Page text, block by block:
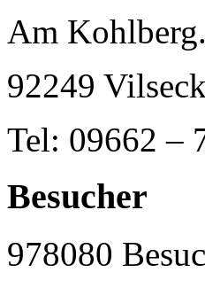
Am
92249
Tel: 09662 –
Besucher
978080